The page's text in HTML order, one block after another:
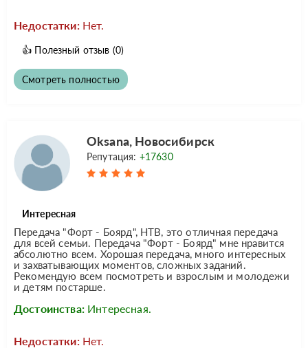
Недостатки: Нет.
👍 Полезный отзыв (0)
Смотреть полностью
Oksana, Новосибирск
Репутация: +17630
Интересная
Передача "Форт - Боярд", НТВ, это отличная передача
для всей семьи. Передача "Форт - Боярд" мне нравится
абсолютно всем. Хорошая передача, много интересных
и захватывающих моментов, сложных заданий.
Рекомендую всем посмотреть и взрослым и молодежи
и детям постарше.
Достоинства: Интересная.
Недостатки: Нет.